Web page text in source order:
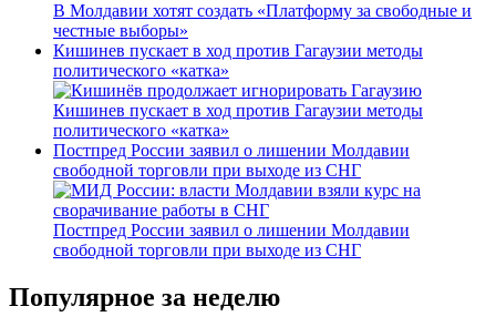
В Молдавии хотят создать «Платформу за свободные и
честные выборы»
Кишинев пускает в ход против Гагаузии методы
политического «катка»
Кишинев пускает в ход против Гагаузии методы
политического «катка»
Постпред России заявил о лишении Молдавии
свободной торговли при выходе из СНГ
Постпред России заявил о лишении Молдавии
свободной торговли при выходе из СНГ
Популярное за неделю